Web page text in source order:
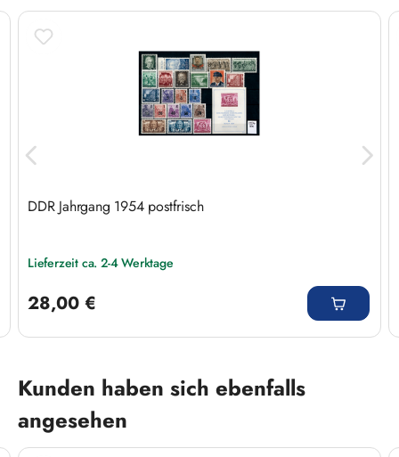
DDR Jahrgang 1954 postfrisch
Lieferzeit ca. 2-4 Werktage
28,00 €
Produktgalerie überspringen
Kunden haben sich ebenfalls
angesehen